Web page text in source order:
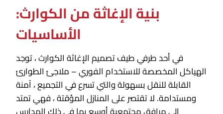
بنية الإغاثة من الكوارث:
الأساسيات
في أحد طرفي طيف تصميم الإغاثة الكوارث ، توجد
الهياكل المخصصة للاستخدام الفوري – ملاجئ الطوارئ
القابلة للنقل بسهولة والتي تسرع في التجميع ، آمنة
ومستدامة. لا تقتصر على المنازل المؤقتة ، فهي تمتد